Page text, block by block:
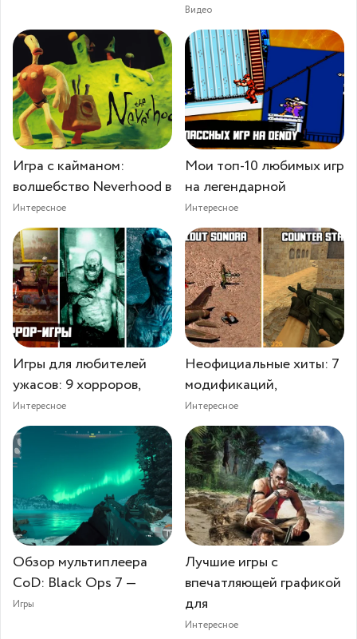
Видео
Игра с кайманом:
волшебство Neverhood в
Интересное
Мои топ-10 любимых игр
на легендарной
Интересное
Игры для любителей
ужасов: 9 хорроров,
Интересное
Неофициальные хиты: 7
модификаций,
Интересное
Обзор мультиплеера
CoD: Black Ops 7 —
Игры
Лучшие игры с
впечатляющей графикой
для
Интересное